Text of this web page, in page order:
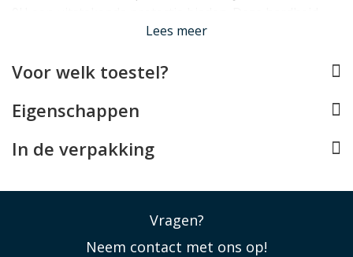
geeft aan dat het scherm zeer krasbestendig is en
zodat het kostbare display van uw Tab P11 bij een
Lees meer
Voor welk toestel?
Eigenschappen
In de verpakking
Vragen?
Neem contact met ons op!